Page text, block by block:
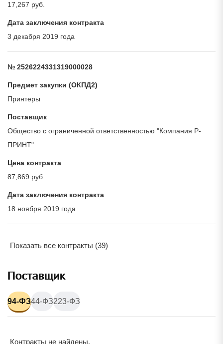
17,267 руб.
Дата заключения контракта
3 декабря 2019 года
№ 2526224331319000028
Предмет закупки (ОКПД2)
Принтеры
Поставщик
Общество с ограниченной ответственностью "Компания Р-
ПРИНТ"
Цена контракта
87,869 руб.
Дата заключения контракта
18 ноября 2019 года
Показать все контракты (39)
Поставщик
94-ФЗ44-ФЗ223-ФЗ
Контракты не найдены.